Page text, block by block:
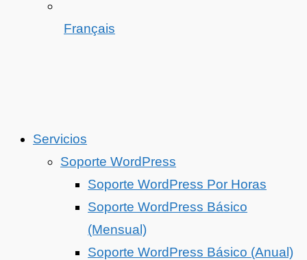
Français
Servicios
Soporte WordPress
Soporte WordPress Por Horas
Soporte WordPress Básico
(Mensual)
Soporte WordPress Básico (Anual)